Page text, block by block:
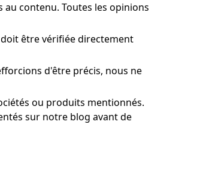
contenu. Toutes les opinions
être vérifiée directement
d'être précis, nous ne
ou produits mentionnés.
sur notre blog avant de